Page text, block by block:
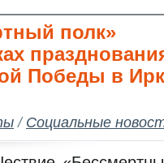
полк»
Победы в
/Социальные